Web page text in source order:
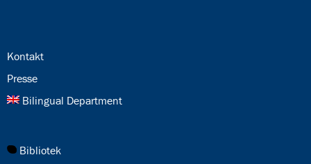
24.0:
Kontakt
25.0:
Presse
26.0:
Bilingual Department
27.0:
Bibliotek